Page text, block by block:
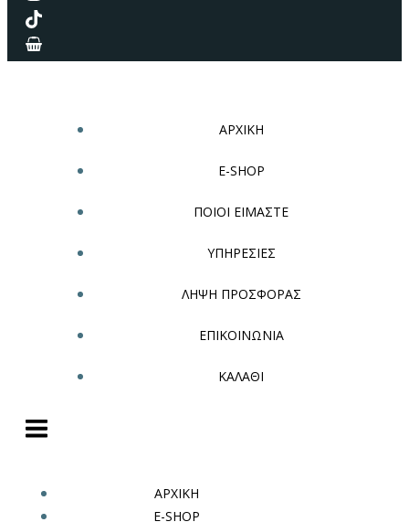
ΑΡΧΙΚΗ
E-SHOP
ΠΟΙΟΙ ΕΙΜΑΣΤΕ
ΥΠΗΡΕΣΙΕΣ
ΛΗΨΗ ΠΡΟΣΦΟΡΑΣ
ΕΠΙΚΟΙΝΩΝΙΑ
ΚΑΛΑΘΙ
ΑΡΧΙΚΗ
E-SHOP